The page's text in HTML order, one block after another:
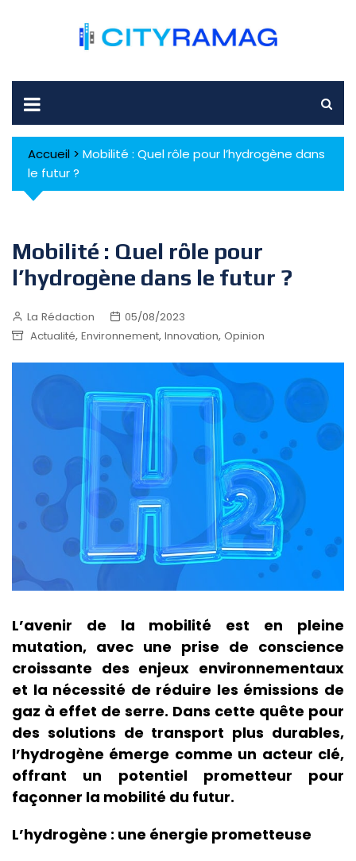
Accueil > Mobilité : Quel rôle pour l’hydrogène dans
le futur ?
Mobilité : Quel rôle pour
l’hydrogène dans le futur ?
La Rédaction
05/08/2023
Actualité, Environnement, Innovation, Opinion
L’avenir de la mobilité est en pleine
mutation, avec une prise de conscience
croissante des enjeux environnementaux
et la nécessité de réduire les émissions de
gaz à effet de serre. Dans cette quête pour
des solutions de transport plus durables,
l’hydrogène émerge comme un acteur clé,
offrant un potentiel prometteur pour
façonner la mobilité du futur.
L’hydrogène : une énergie prometteuse